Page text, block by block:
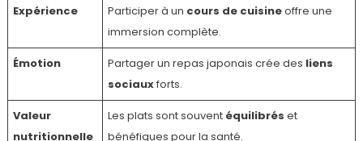
Expérience Participer à un cours de cuisineoffre une
immersion complète.
Émotion Partager un repas japonais crée des liens
sociauxforts.
Valeur
nutritionnelle
Les plats sont souvent équilibrés et
bénéfiques pour la santé.